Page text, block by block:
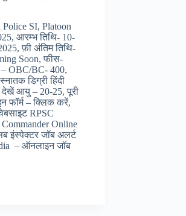
Police SI, Platoon
आरम्भ तिथि- 10-
फ़ी अंतिम तिथि-
Soon, फीस-
OBC/BC- 400,
डिग्री हिंदी
देखें आयु – 20-25, पूरी
फॉर्म – क्लिक करें,
RPSC
Online
इंस्पेक्टर जॉब अलर्ट
– ऑनलाइन जॉब